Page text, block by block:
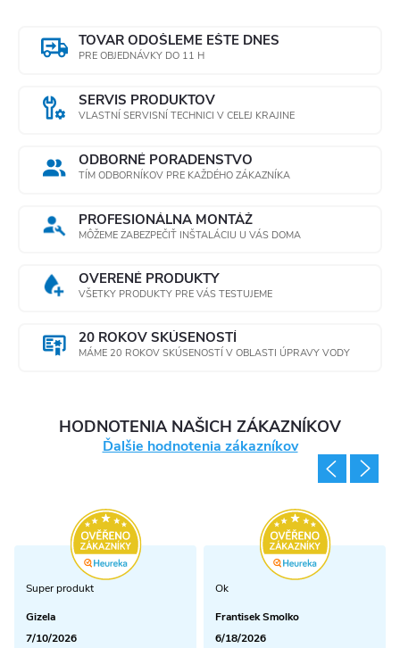
TOVAR ODOŠLEME EŠTE DNES
PRE OBJEDNÁVKY DO 11 H
SERVIS PRODUKTOV
VLASTNÍ SERVISNÍ TECHNICI V CELEJ KRAJINE
ODBORNÉ PORADENSTVO
TÍM ODBORNÍKOV PRE KAŽDÉHO ZÁKAZNÍKA
PROFESIONÁLNA MONTÁŽ
MÔŽEME ZABEZPEČIŤ INŠTALÁCIU U VÁS DOMA
OVERENÉ PRODUKTY
VŠETKY PRODUKTY PRE VÁS TESTUJEME
20 ROKOV SKÚSENOSTÍ
MÁME 20 ROKOV SKÚSENOSTÍ V OBLASTI ÚPRAVY VODY
HODNOTENIA NAŠICH ZÁKAZNÍKOV
Ďalšie hodnotenia zákazníkov
Super produkt
Gizela
7/10/2026
Ok
Frantisek Smolko
6/18/2026